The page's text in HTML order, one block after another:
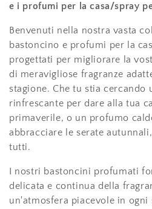
e i profumi per la casa/spray
Benvenuti nella nostra vasta
bastoncino e profumi per la
progettati per migliorare la
di meravigliose fragranze
stagione. Che tu stia
rinfrescante per dare alla tua
primaverile, o un profumo
abbracciare le serate
tutti.
I nostri bastoncini profumati
delicata e continua della
un'atmosfera piacevole in ogni